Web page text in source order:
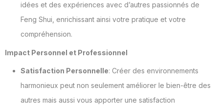
idées et des expériences avec d’autres passionnés de
Feng Shui, enrichissant ainsi votre pratique et votre
compréhension.
Impact Personnel et Professionnel
Satisfaction Personnelle: Créer des environnements
harmonieux peut non seulement améliorer le bien-être des
autres mais aussi vous apporter une satisfaction